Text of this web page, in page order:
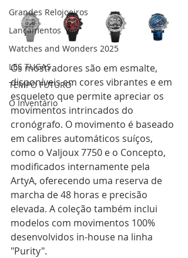
Grandes Relojoeiros
Lançamentos
Watches and Wonders 2025
LES TUGAS
TEMPO FUTURO
O Inventário
Os mostradores são em esmalte,
disponíveis em cores vibrantes e em
esqueleto que permite apreciar os
movimentos intrincados do
cronógrafo. O movimento é baseado
em calibres automáticos suíços,
como o Valjoux 7750 e o Concepto,
modificados internamente pela
ArtyA, oferecendo uma reserva de
marcha de 48 horas e precisão
elevada. A coleção também inclui
modelos com movimentos 100%
desenvolvidos in-house na linha
"Purity".